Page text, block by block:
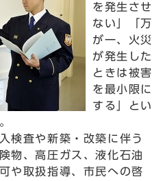
を発生させ
ない」「万
が一、火災
が発生した
ときは被害
を最小限に
する」とい
検査や新築・改築に伴う
物、高圧ガス、液化石油
や取扱指導、市民への啓